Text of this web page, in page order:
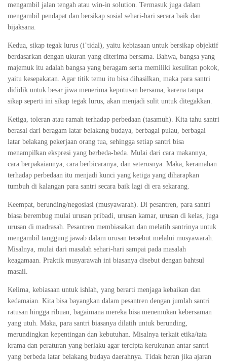
mengambil jalan tengah atau win-in solution. Termasuk juga dalam
mengambil pendapat dan bersikap sosial sehari-hari secara baik dan
bijaksana.
Kedua, sikap tegak lurus (i’tidal), yaitu kebiasaan untuk bersikap objektif
berdasarkan dengan ukuran yang diterima bersama. Bahwa, bangsa yang
majemuk itu adalah bangsa yang beragam serta memiliki kesulitan pokok,
yaitu kesepakatan. Agar titik temu itu bisa dihasilkan, maka para santri
dididik untuk besar jiwa menerima keputusan bersama, karena tanpa
sikap seperti ini sikap tegak lurus, akan menjadi sulit untuk ditegakkan.
Ketiga, toleran atau ramah terhadap perbedaan (tasamuh). Kita tahu santri
berasal dari beragam latar belakang budaya, berbagai pulau, berbagai
latar belakang pekerjaan orang tua, sehingga setiap santri bisa
menampilkan ekspresi yang berbeda-beda. Mulai dari cara makannya,
cara berpakaiannya, cara berbicaranya, dan seterusnya. Maka, keramahan
terhadap perbedaan itu menjadi kunci yang ketiga yang diharapkan
tumbuh di kalangan para santri secara baik lagi di era sekarang.
Keempat, berunding/negosiasi (musyawarah). Di pesantren, para santri
biasa berembug mulai urusan pribadi, urusan kamar, urusan di kelas, juga
urusan di madrasah. Pesantren membiasakan dan melatih santrinya untuk
mengambil tanggung jawab dalam urusan tersebut melalui musyawarah.
Misalnya, mulai dari masalah sehari-hari sampai pada masalah
keagamaan. Praktik musyarawah ini biasanya disebut dengan bahtsul
masail.
Kelima, kebiasaan untuk ishlah, yang berarti menjaga kebaikan dan
kedamaian. Kita bisa bayangkan dalam pesantren dengan jumlah santri
ratusan hingga ribuan, bagaimana mereka bisa menemukan kebersaman
yang utuh. Maka, para santri biasanya dilatih untuk berunding,
merundingkan kepentingan dan kebutuhan. Misalnya terkait etika/tata
krama dan peraturan yang berlaku agar tercipta kerukunan antar santri
yang berbeda latar belakang budaya daerahnya. Tidak heran jika ajaran